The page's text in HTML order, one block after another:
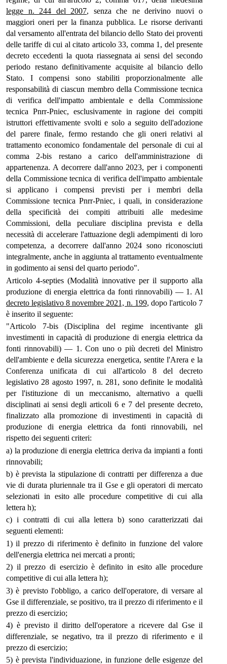
legge n. 244 del 2007, senza che ne derivino nuovi o
maggiori oneri per la finanza pubblica. Le risorse derivanti
dal versamento all'entrata del bilancio dello Stato dei proventi
delle tariffe di cui al citato articolo 33, comma 1, del presente
decreto eccedenti la quota riassegnata ai sensi del secondo
periodo restano definitivamente acquisite al bilancio dello
Stato. I compensi sono stabiliti proporzionalmente alle
responsabilità di ciascun membro della Commissione tecnica
di verifica dell'impatto ambientale e della Commissione
tecnica Pnrr-Pniec, esclusivamente in ragione dei compiti
istruttori effettivamente svolti e solo a seguito dell'adozione
del parere finale, fermo restando che gli oneri relativi al
trattamento economico fondamentale del personale di cui al
comma 2-bis restano a carico dell'amministrazione di
appartenenza. A decorrere dall'anno 2023, per i componenti
della Commissione tecnica di verifica dell'impatto ambientale
si applicano i compensi previsti per i membri della
Commissione tecnica Pnrr-Pniec, i quali, in considerazione
della specificità dei compiti attribuiti alle medesime
Commissioni, della peculiare disciplina prevista e della
necessità di accelerare l'attuazione degli adempimenti di loro
competenza, a decorrere dall'anno 2024 sono riconosciuti
integralmente, anche in aggiunta al trattamento eventualmente
in godimento ai sensi del quarto periodo".
Articolo 4-septies (Modalità innovative per il supporto alla
produzione di energia elettrica da fonti rinnovabili) — 1. Al
decreto legislativo 8 novembre 2021, n. 199, dopo l'articolo 7
è inserito il seguente:
"Articolo 7-bis (Disciplina del regime incentivante gli
investimenti in capacità di produzione di energia elettrica da
fonti rinnovabili) — 1. Con uno o più decreti del Ministro
dell'ambiente e della sicurezza energetica, sentite l'Arera e la
Conferenza unificata di cui all'articolo 8 del decreto
legislativo 28 agosto 1997, n. 281, sono definite le modalità
per l'istituzione di un meccanismo, alternativo a quelli
disciplinati ai sensi degli articoli 6 e 7 del presente decreto,
finalizzato alla promozione di investimenti in capacità di
produzione di energia elettrica da fonti rinnovabili, nel
rispetto dei seguenti criteri:
a) la produzione di energia elettrica deriva da impianti a fonti
rinnovabili;
b) è prevista la stipulazione di contratti per differenza a due
vie di durata pluriennale tra il Gse e gli operatori di mercato
selezionati in esito alle procedure competitive di cui alla
lettera h);
c) i contratti di cui alla lettera b) sono caratterizzati dai
seguenti elementi:
1) il prezzo di riferimento è definito in funzione del valore
dell'energia elettrica nei mercati a pronti;
2) il prezzo di esercizio è definito in esito alle procedure
competitive di cui alla lettera h);
3) è previsto l'obbligo, a carico dell'operatore, di versare al
Gse il differenziale, se positivo, tra il prezzo di riferimento e il
prezzo di esercizio;
4) è previsto il diritto dell'operatore a ricevere dal Gse il
differenziale, se negativo, tra il prezzo di riferimento e il
prezzo di esercizio;
5) è prevista l'individuazione, in funzione delle esigenze del